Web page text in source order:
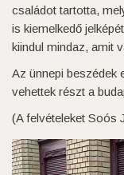
családot tartotta,
is kiemelkedő
kiindul mindaz, amit
Az ünnepi beszédek
vehettek részt a
(A felvételeket Soós